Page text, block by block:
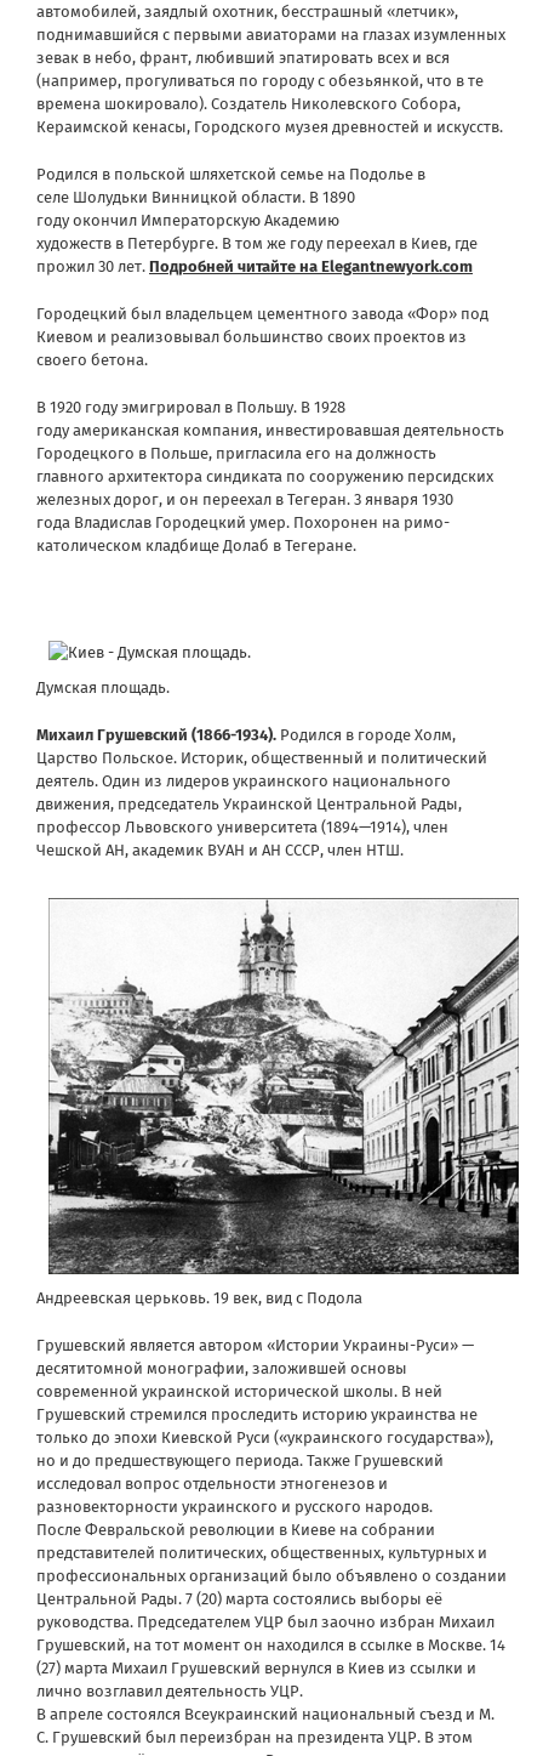
автомобилей, заядлый охотник, бесстрашный «летчик»,
поднимавшийся с первыми авиаторами на глазах изумленных
зевак в небо, франт, любивший эпатировать всех и вся
(например, прогуливаться по городу с обезьянкой, что в те
времена шокировало). Создатель Николевского Собора,
Кераимской кенасы, Городского музея древностей и искусств.
Родился в польской шляхетской семье на Подолье в
селе Шолудьки Винницкой области. В 1890
году окончил Императорскую Академию
художеств в Петербурге. В том же году переехал в Киев, где
прожил 30 лет. Подробней читайте на Elegantnewyork.com
Городецкий был владельцем цементного завода «Фор» под
Киевом и реализовывал большинство своих проектов из
своего бетона.
В 1920 году эмигрировал в Польшу. В 1928
году американская компания, инвестировавшая деятельность
Городецкого в Польше, пригласила его на должность
главного архитектора синдиката по сооружению персидских
железных дорог, и он переехал в Тегеран. 3 января 1930
года Владислав Городецкий умер. Похоронен на римо-
католическом кладбище Долаб в Тегеране.
Думская площадь.
Михаил Грушевский (1866-1934). Родился в городе Холм,
Царство Польское. Историк, общественный и политический
деятель. Один из лидеров украинского национального
движения, председатель Украинской Центральной Рады,
профессор Львовского университета (1894—1914), член
Чешской АН, академик ВУАН и АН СССР, член НТШ.
Андреевская церьковь. 19 век, вид с Подола
Грушевский является автором «Истории Украины-Руси» —
десятитомной монографии, заложившей основы
современной украинской исторической школы. В ней
Грушевский стремился проследить историю украинства не
только до эпохи Киевской Руси («украинского государства»),
но и до предшествующего периода. Также Грушевский
исследовал вопрос отдельности этногенезов и
разновекторности украинского и русского народов.
После Февральской революции в Киеве на собрании
представителей политических, общественных, культурных и
профессиональных организаций было объявлено о создании
Центральной Рады. 7 (20) марта состоялись выборы её
руководства. Председателем УЦР был заочно избран Михаил
Грушевский, на тот момент он находился в ссылке в Москве. 14
(27) марта Михаил Грушевский вернулся в Киев из ссылки и
лично возглавил деятельность УЦР.
В апреле состоялся Всеукраинский национальный съезд и М.
С. Грушевский был переизбран на президента УЦР. В этом